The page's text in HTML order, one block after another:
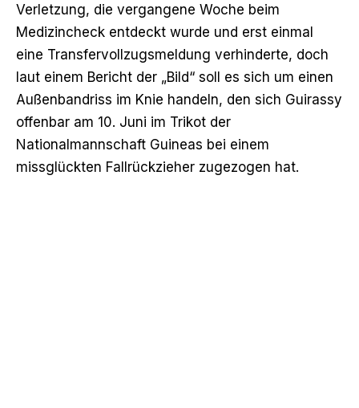
Verletzung, die vergangene Woche beim
Medizincheck entdeckt wurde und erst einmal
eine Transfervollzugsmeldung verhinderte, doch
laut einem Bericht der „Bild“ soll es sich um einen
Außenbandriss im Knie handeln, den sich Guirassy
offenbar am 10. Juni im Trikot der
Nationalmannschaft Guineas bei einem
missglückten Fallrückzieher zugezogen hat.